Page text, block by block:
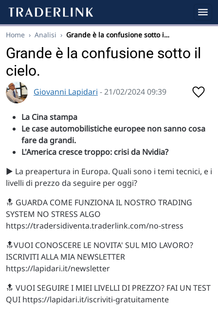
Home › Analisi › Grande è la confusione sotto i…
Grande è la confusione sotto il
cielo.
Giovanni Lapidari - 21/02/2024 09:39
La Cina stampa
Le case automobilistiche europee non sanno cosa
fare da grandi.
L'America cresce troppo: crisi da Nvidia?
▶️ La preapertura in Europa. Quali sono i temi tecnici, e i
livelli di prezzo da seguire per oggi?
🔝 GUARDA COME FUNZIONA IL NOSTRO TRADING
SYSTEM NO STRESS ALGO
https://tradersidiventa.traderlink.com/no-stress
🔝VUOI CONOSCERE LE NOVITA' SUL MIO LAVORO?
ISCRIVITI ALLA MIA NEWSLETTER
https://lapidari.it/newsletter
🔝 VUOI SEGUIRE I MIEI LIVELLI DI PREZZO? FAI UN TEST
QUI https://lapidari.it/iscriviti-gratuitamente